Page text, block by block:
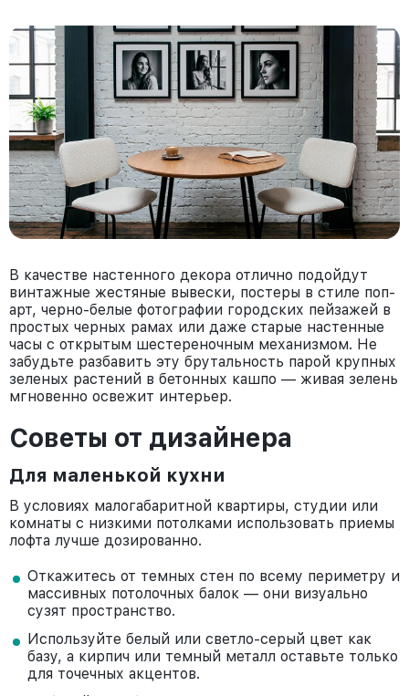
В качестве настенного декора отлично подойдут
винтажные жестяные вывески, постеры в стиле поп-
арт, черно-белые фотографии городских пейзажей в
простых черных рамах или даже старые настенные
часы с открытым шестереночным механизмом. Не
забудьте разбавить эту брутальность парой крупных
зеленых растений в бетонных кашпо — живая зелень
мгновенно освежит интерьер.
Советы от дизайнера
Для маленькой кухни
В условиях малогабаритной квартиры, студии или
комнаты с низкими потолками использовать приемы
лофта лучше дозированно.
Откажитесь от темных стен по всему периметру и
массивных потолочных балок — они визуально
сузят пространство.
Используйте белый или светло-серый цвет как
базу, а кирпич или темный металл оставьте только
для точечных акцентов.